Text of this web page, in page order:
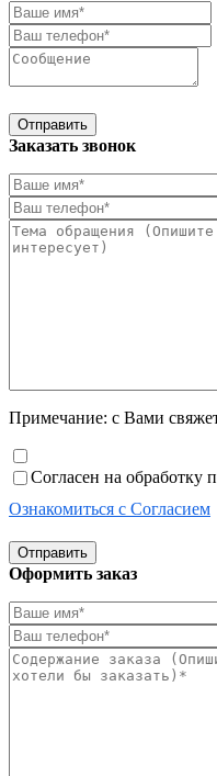
Отправить
Заказать звонок
Примечание: с Вами
Согласен на обработку
Ознакомиться с Согласием
Отправить
Оформить заказ